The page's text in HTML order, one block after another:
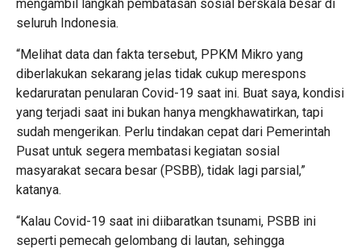
mengambil langkah pembatasan sosial berskala besar di
seluruh Indonesia.
“Melihat data dan fakta tersebut, PPKM Mikro yang
diberlakukan sekarang jelas tidak cukup merespons
kedaruratan penularan Covid-19 saat ini. Buat saya, kondisi
yang terjadi saat ini bukan hanya mengkhawatirkan, tapi
sudah mengerikan. Perlu tindakan cepat dari Pemerintah
Pusat untuk segera membatasi kegiatan sosial
masyarakat secara besar (PSBB), tidak lagi parsial,”
katanya.
“Kalau Covid-19 saat ini diibaratkan tsunami, PSBB ini
seperti pemecah gelombang di lautan, sehingga